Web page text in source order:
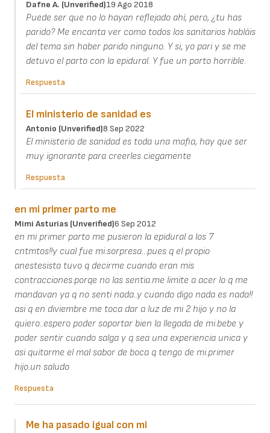
Dafne A. (unverified)19 Ago 2018
Puede ser que no lo hayan reflejado ahí, pero, ¿tu has
parido? Me encanta ver como todos los sanitarios habláis
del tema sin haber parido ninguno. Y si, yo pari y se me
detuvo el parto con la epidural. Y fue un parto horrible.
Respuesta
El ministerio de sanidad es
Antonio (unverified)8 Sep 2022
El ministerio de sanidad es toda una mafia, hay que ser
muy ignorante para creerles ciegamente
Respuesta
en mi primer parto me
Mimi Asturias (unverified)6 Sep 2012
en mi primer parto me pusieron la epidural a los 7
cntmtos!!y cual fue mi.sorpresa...pues q el propio
anestesista tuvo q decirme cuando eran mis
contracciones.porqe no las sentia.me limite a acer lo q me
mandavan ya q no senti nada..y cuando digo nada es nada!!
asi q en diviembre me toca dar a luz de mi 2 hijo y no la
quiero..espero poder soportar bien la llegada de mi.bebe y
poder sentir cuando salga y q sea una experiencia unica y
asi quitarme el mal sabor de boca q tengo de mi.primer
hijo.un saludo
Respuesta
Me ha pasado igual con mi